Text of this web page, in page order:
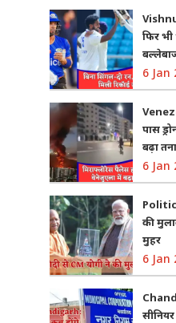
फिर
6 Jan
पास
बढ़ा
6 Jan
की
मुहर
6 Jan